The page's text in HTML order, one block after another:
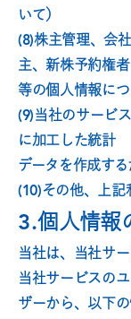
いて）
(8)株主管理、会
主、新株予約権者
等の個人情報につ
(9)当社のサービ
に加工した統計
データを作成す
(10)その他、上
3.個人情報
当社は、当社サ
当社サービスの
ザーから、以下